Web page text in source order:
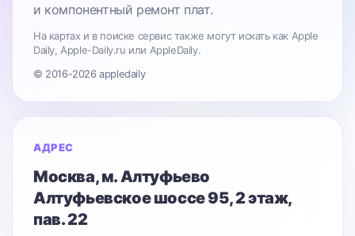
и компонентный ремонт плат.
На картах и в поиске сервис также могут искать как Apple
Daily, Apple-Daily.ru или AppleDaily.
© 2016-2026 appledaily
АДРЕС
Москва, м. Алтуфьево
Алтуфьевское шоссе 95, 2 этаж,
пав. 22